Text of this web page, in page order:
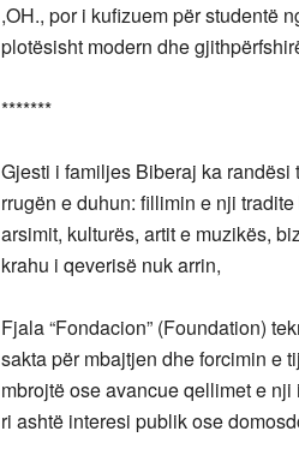
,OH., por i kufizuem për studentë
plotësisht modern dhe
*******
Gjesti i familjes Biberaj ka
rrugën e duhun: fillimin e nji
arsimit, kulturës, artit e muzikës,
krahu i qeverisë nuk arrin,
Fjala “Fondacion” (Foundation)
sakta për mbajtjen dhe forcimin e
mbrojtë ose avancue qellimet e
ri ashtë interesi publik ose